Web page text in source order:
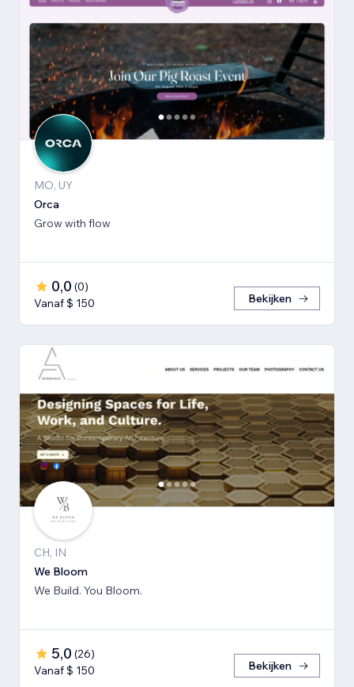
MO, UY
Orca
Grow with flow
0,0 (0)
Vanaf $ 150
Bekijken
CH, IN
We Bloom
We Build. You Bloom.
5,0 (26)
Vanaf $ 150
Bekijken